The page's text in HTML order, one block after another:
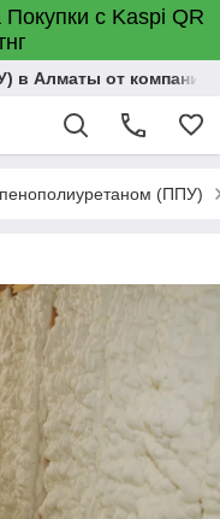
с Kaspi QR
в Алматы от компании
(ППУ)